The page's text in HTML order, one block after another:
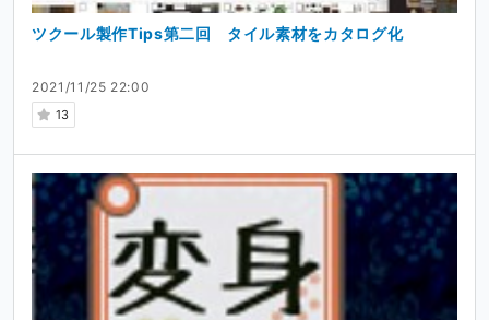
2021/11/25 22:00
13
ツクール製作Tips第二回 タイル素材をカタログ化